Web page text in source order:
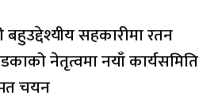
बहुउद्देश्यीय सहकारीमा रतन
नेतृत्वमा नयाँ कार्यसमिति
चयन